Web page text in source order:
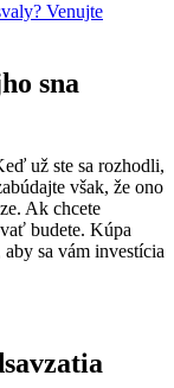
Venujte
sna
už ste sa rozhodli,
však, že ono
Ak chcete
budete. Kúpa
sa vám investícia